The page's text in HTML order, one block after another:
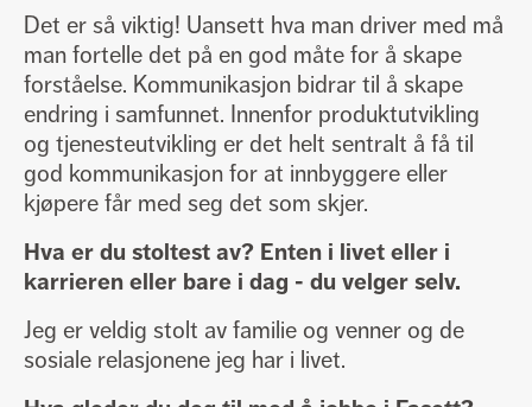
Det er så viktig! Uansett hva man driver med må
man fortelle det på en god måte for å skape
forståelse. Kommunikasjon bidrar til å skape
endring i samfunnet. Innenfor produktutvikling
og tjenesteutvikling er det helt sentralt å få til
god kommunikasjon for at innbyggere eller
kjøpere får med seg det som skjer.
Hva er du stoltest av? Enten i livet eller i
karrieren eller bare i dag - du velger selv.
Jeg er veldig stolt av familie og venner og de
sosiale relasjonene jeg har i livet.